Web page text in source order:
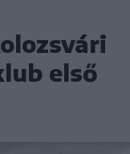
első